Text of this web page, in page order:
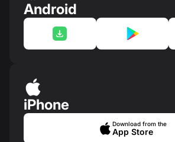
Android
iPhone
Download from the
App Store